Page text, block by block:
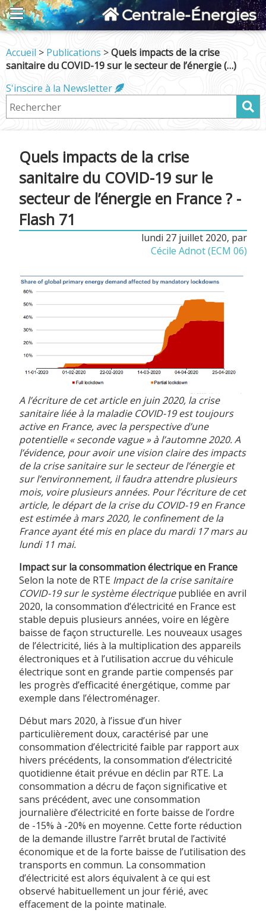
Centrale-Énergies
Accueil > Publications >Quels impacts de la crise
sanitaire du COVID-19 sur le secteur de l’énergie (…)
S'inscire à la Newsletter
Quels impacts de la crise
sanitaire du COVID-19 sur le
secteur de l’énergie en France ? -
Flash 71
lundi 27 juillet 2020, par
Cécile Adnot (ECM 06)
A l’écriture de cet article en juin 2020, la crise
sanitaire liée à la maladie COVID-19 est toujours
active en France, avec la perspective d’une
potentielle « seconde vague » à l’automne 2020. A
l’évidence, pour avoir une vision claire des impacts
de la crise sanitaire sur le secteur de l’énergie et
sur l’environnement, il faudra attendre plusieurs
mois, voire plusieurs années. Pour l’écriture de cet
article, le départ de la crise du COVID-19 en France
est estimée à mars 2020, le confinement de la
France ayant été mis en place du mardi 17 mars au
lundi 11 mai.
Impact sur la consommation électrique en France
Selon la note de RTE Impact de la crise sanitaire
COVID-19 sur le système électriquepubliée en avril
2020, la consommation d’électricité en France est
stable depuis plusieurs années, voire en légère
baisse de façon structurelle. Les nouveaux usages
de l’électricité, liés à la multiplication des appareils
électroniques et à l’utilisation accrue du véhicule
électrique sont en grande partie compensés par
les progrès d’efficacité énergétique, comme par
exemple dans l’électroménager.
Début mars 2020, à l’issue d’un hiver
particulièrement doux, caractérisé par une
consommation d’électricité faible par rapport aux
hivers précédents, la consommation d’électricité
quotidienne était prévue en déclin par RTE. La
consommation a décru de façon significative et
sans précédent, avec une consommation
journalière d’électricité en forte baisse de l’ordre
de -15% à -20% en moyenne. Cette forte réduction
de la demande illustre l’arrêt brutal de l’activité
économique et de la forte baisse de l’utilisation des
transports en commun. La consommation
d’électricité est alors équivalent à ce qui est
observé habituellement un jour férié, avec
effacement de la pointe matinale.